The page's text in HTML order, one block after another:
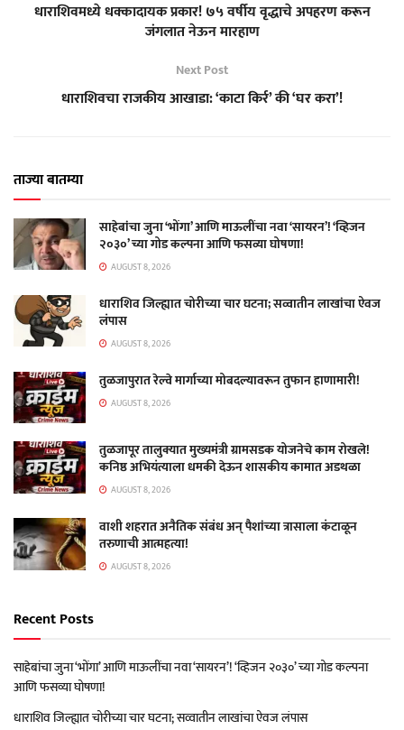
धाराशिवमध्ये धक्कादायक प्रकार! ७५ वर्षीय वृद्धाचे अपहरण करून
जंगलात नेऊन मारहाण
Next Post
धाराशिवचा राजकीय आखाडा: ‘काटा किर्र’ की ‘घर करा’!
ताज्या बातम्या
साहेबांचा जुना ‘भोंगा’ आणि माऊलींचा नवा ‘सायरन’! ‘व्हिजन
२०३०’ च्या गोड कल्पना आणि फसव्या घोषणा!
AUGUST 8, 2026
धाराशिव जिल्ह्यात चोरीच्या चार घटना; सव्वातीन लाखांचा ऐवज
लंपास
AUGUST 8, 2026
तुळजापुरात रेल्वे मार्गाच्या मोबदल्यावरून तुफान हाणामारी!
AUGUST 8, 2026
तुळजापूर तालुक्यात मुख्यमंत्री ग्रामसडक योजनेचे काम रोखले!
कनिष्ठ अभियंत्याला धमकी देऊन शासकीय कामात अडथळा
AUGUST 8, 2026
वाशी शहरात अनैतिक संबंध अन् पैशांच्या त्रासाला कंटाळून
तरुणाची आत्महत्या!
AUGUST 8, 2026
Recent Posts
साहेबांचा जुना ‘भोंगा’ आणि माऊलींचा नवा ‘सायरन’! ‘व्हिजन २०३०’ च्या गोड कल्पना
आणि फसव्या घोषणा!
धाराशिव जिल्ह्यात चोरीच्या चार घटना; सव्वातीन लाखांचा ऐवज लंपास